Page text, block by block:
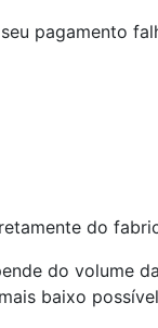
pagamento
do
do volume
baixo